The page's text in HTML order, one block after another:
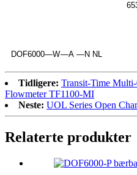
DOF6000—W—A —N NL
Tidligere: Transit-Time
Flowmeter TF1100-MI
Neste: UOL Series Open
Relaterte produkter